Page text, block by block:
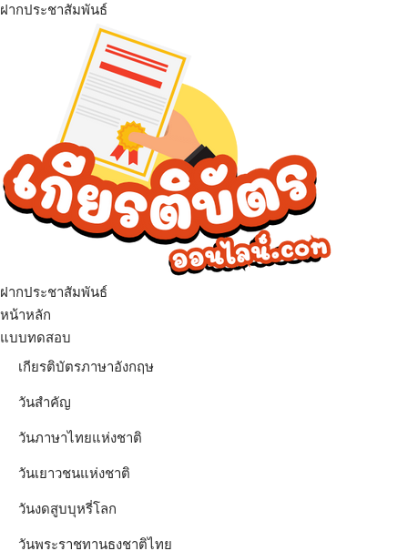
ฝากประชาสัมพันธ์
ฝากประชาสัมพันธ์
เมนู
หน้าหลัก
แบบทดสอบ
เกียรติบัตรภาษาอังกฤษ
วันสำคัญ
วันภาษาไทยแห่งชาติ
วันเยาวชนแห่งชาติ
วันงดสูบบุหรี่โลก
วันพระราชทานธงชาติไทย